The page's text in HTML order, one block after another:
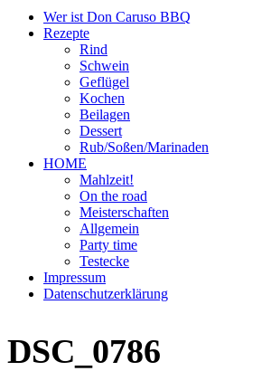
Wer ist Don Caruso BBQ
Rezepte
Rind
Schwein
Geflügel
Kochen
Beilagen
Dessert
Rub/Soßen/Marinaden
HOME
Mahlzeit!
On the road
Meisterschaften
Allgemein
Party time
Testecke
Impressum
Datenschutzerklärung
DSC_0786